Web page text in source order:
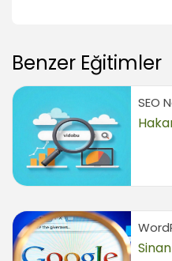
Benzer Eğitimler
SEO